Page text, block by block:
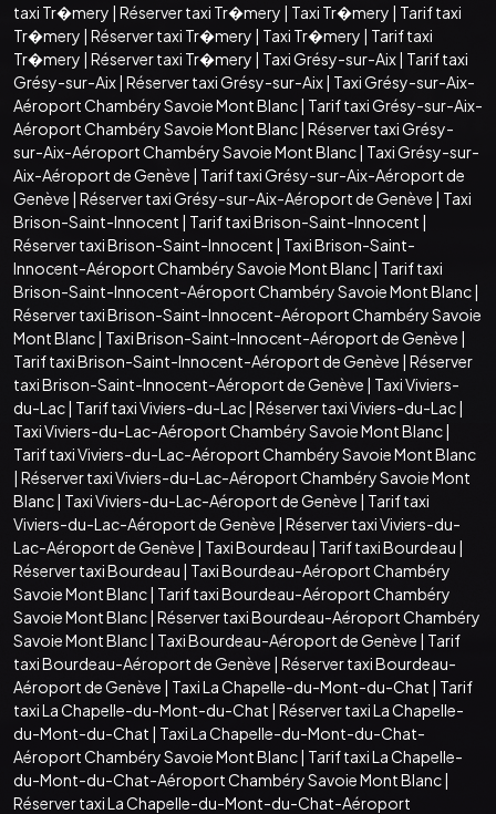
taxi Tr�mery | Réserver taxi Tr�mery | Taxi Tr�mery | Tarif taxi
Tr�mery | Réserver taxi Tr�mery | Taxi Tr�mery | Tarif taxi
Tr�mery | Réserver taxi Tr�mery | Taxi Grésy-sur-Aix| Tarif taxi
Grésy-sur-Aix| Réserver taxi Grésy-sur-Aix| Taxi Grésy-sur-Aix-
Aéroport Chambéry Savoie Mont Blanc| Tarif taxi Grésy-sur-Aix-
Aéroport Chambéry Savoie Mont Blanc| Réserver taxi Grésy-
sur-Aix-Aéroport Chambéry Savoie Mont Blanc| Taxi Grésy-sur-
Aix-Aéroport de Genève | Tarif taxi Grésy-sur-Aix-Aéroport de
Genève | Réserver taxi Grésy-sur-Aix-Aéroport de Genève | Taxi
Brison-Saint-Innocent | Tarif taxi Brison-Saint-Innocent |
Réserver taxi Brison-Saint-Innocent | Taxi Brison-Saint-
Innocent-Aéroport Chambéry Savoie Mont Blanc| Tarif taxi
Brison-Saint-Innocent-Aéroport Chambéry Savoie Mont Blanc|
Réserver taxi Brison-Saint-Innocent-Aéroport Chambéry Savoie
Mont Blanc| Taxi Brison-Saint-Innocent-Aéroport de Genève |
Tarif taxi Brison-Saint-Innocent-Aéroport de Genève | Réserver
taxi Brison-Saint-Innocent-Aéroport de Genève | Taxi Viviers-
du-Lac| Tarif taxi Viviers-du-Lac| Réserver taxi Viviers-du-Lac|
Taxi Viviers-du-Lac-Aéroport Chambéry Savoie Mont Blanc|
Tarif taxi Viviers-du-Lac-Aéroport Chambéry Savoie Mont Blanc
| Réserver taxi Viviers-du-Lac-Aéroport Chambéry Savoie Mont
Blanc| Taxi Viviers-du-Lac-Aéroport de Genève | Tarif taxi
Viviers-du-Lac-Aéroport de Genève | Réserver taxi Viviers-du-
Lac-Aéroport de Genève | Taxi Bourdeau | Tarif taxi Bourdeau |
Réserver taxi Bourdeau | Taxi Bourdeau-Aéroport Chambéry
Savoie Mont Blanc| Tarif taxi Bourdeau-Aéroport Chambéry
Savoie Mont Blanc| Réserver taxi Bourdeau-Aéroport Chambéry
Savoie Mont Blanc| Taxi Bourdeau-Aéroport de Genève | Tarif
taxi Bourdeau-Aéroport de Genève | Réserver taxi Bourdeau-
Aéroport de Genève | Taxi La Chapelle-du-Mont-du-Chat | Tarif
taxi La Chapelle-du-Mont-du-Chat | Réserver taxi La Chapelle-
du-Mont-du-Chat | Taxi La Chapelle-du-Mont-du-Chat-
Aéroport Chambéry Savoie Mont Blanc| Tarif taxi La Chapelle-
du-Mont-du-Chat-Aéroport Chambéry Savoie Mont Blanc|
Réserver taxi La Chapelle-du-Mont-du-Chat-Aéroport